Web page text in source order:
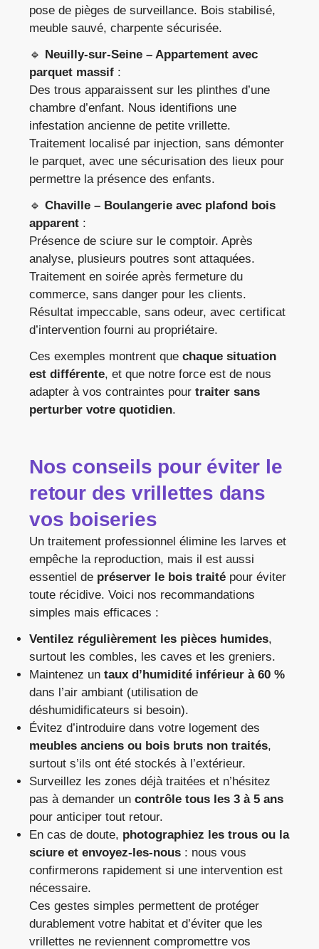
pose de pièges de surveillance. Bois stabilisé,
meuble sauvé, charpente sécurisée.
🔹 Neuilly-sur-Seine – Appartement avec
parquet massif :
Des trous apparaissent sur les plinthes d’une
chambre d’enfant. Nous identifions une
infestation ancienne de petite vrillette.
Traitement localisé par injection, sans démonter
le parquet, avec une sécurisation des lieux pour
permettre la présence des enfants.
🔹 Chaville – Boulangerie avec plafond bois
apparent :
Présence de sciure sur le comptoir. Après
analyse, plusieurs poutres sont attaquées.
Traitement en soirée après fermeture du
commerce, sans danger pour les clients.
Résultat impeccable, sans odeur, avec certificat
d’intervention fourni au propriétaire.
Ces exemples montrent que chaque situation
est différente, et que notre force est de nous
adapter à vos contraintes pour traiter sans
perturber votre quotidien.
Nos conseils pour éviter le
retour des vrillettes dans
vos boiseries
Un traitement professionnel élimine les larves et
empêche la reproduction, mais il est aussi
essentiel de préserver le bois traité pour éviter
toute récidive. Voici nos recommandations
simples mais efficaces :
Ventilez régulièrement les pièces humides,
surtout les combles, les caves et les greniers.
Maintenez un taux d’humidité inférieur à 60 %
dans l’air ambiant (utilisation de
déshumidificateurs si besoin).
Évitez d’introduire dans votre logement des
meubles anciens ou bois bruts non traités,
surtout s’ils ont été stockés à l’extérieur.
Surveillez les zones déjà traitées et n’hésitez
pas à demander un contrôle tous les 3 à 5 ans
pour anticiper tout retour.
En cas de doute, photographiez les trous ou la
sciure et envoyez-les-nous : nous vous
confirmerons rapidement si une intervention est
nécessaire.
Ces gestes simples permettent de protéger
durablement votre habitat et d’éviter que les
vrillettes ne reviennent compromettre vos